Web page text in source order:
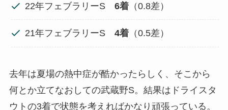
22年フェブラリーS6着 （0.8差）
21年フェブラリーS4着 （0.5差）
去年は夏場の熱中症が酷かったらしく、そこから
何とか立てなおしての武蔵野S。結果はドライスタ
ウトの3着で状態を考えればかなり頑張っている。